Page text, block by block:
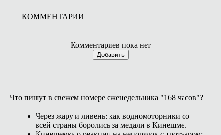
КОММЕНТАРИИ
Комментариев пока нет
Добавить
Что пишут в свежем номере еженедельника "168 часов"?
Через жару и ливень: как водномоторники со
всей страны боролись за медали в Кинешме.